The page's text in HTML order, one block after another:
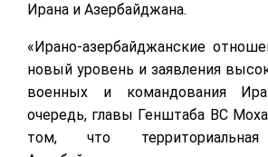
Ирана и Азербайджана.
«Ирано-азербайджанские
новый уровень и заявления
военных и командования
очередь, главы Генштаба ВС
том, что территориальная